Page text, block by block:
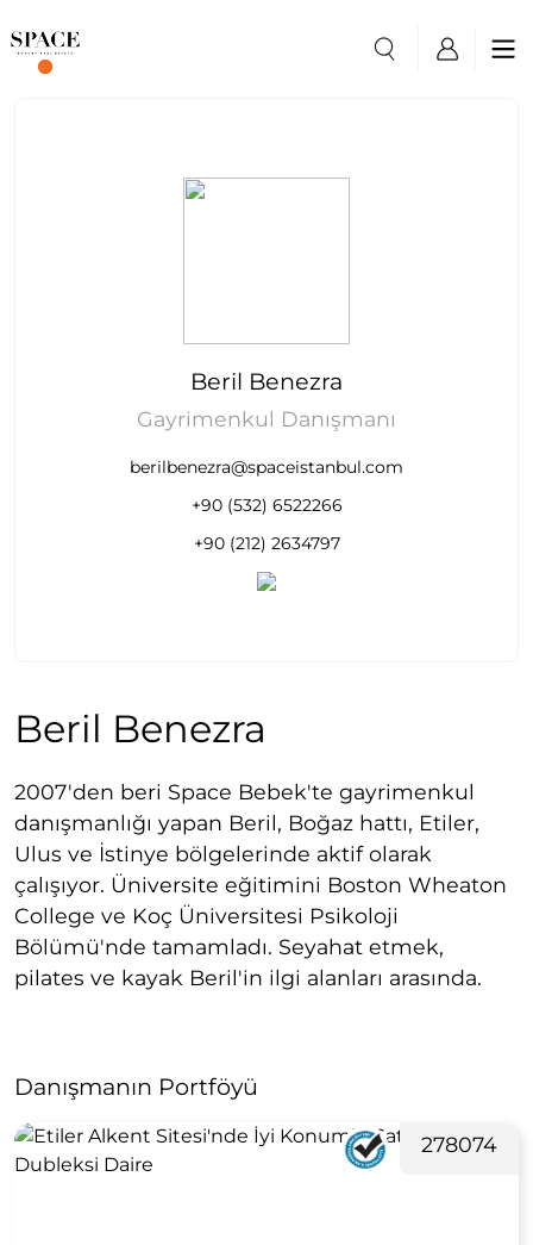
Beril Benezra
2007'den beri Space Bebek'te gayrimenkul
danışmanlığı yapan Beril, Boğaz hattı, Etiler,
Ulus ve İstinye bölgelerinde aktif olarak
çalışıyor. Üniversite eğitimini Boston Wheaton
College ve Koç Üniversitesi Psikoloji
Bölümü'nde tamamladı. Seyahat etmek,
pilates ve kayak Beril'in ilgi alanları arasında.
Beril Benezra
Gayrimenkul Danışmanı
berilbenezra@spaceistanbul.com
+90 (532) 6522266
+90 (212) 2634797
Danışmanın Portföyü
278074